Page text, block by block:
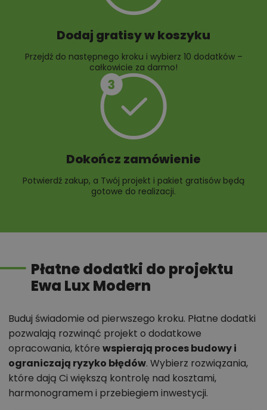
Dodaj gratisy w koszyku
Przejdź do następnego kroku i wybierz 10 dodatków –
całkowicie za darmo!
Dokończ zamówienie
Potwierdź zakup, a Twój projekt i pakiet gratisów będą
gotowe do realizacji.
Płatne dodatki do projektu
Ewa Lux Modern
Buduj świadomie od pierwszego kroku. Płatne dodatki
pozwalają rozwinąć projekt o dodatkowe
opracowania, które wspierają proces budowy i
ograniczają ryzyko błędów. Wybierz rozwiązania,
które dają Ci większą kontrolę nad kosztami,
harmonogramem i przebiegiem inwestycji.